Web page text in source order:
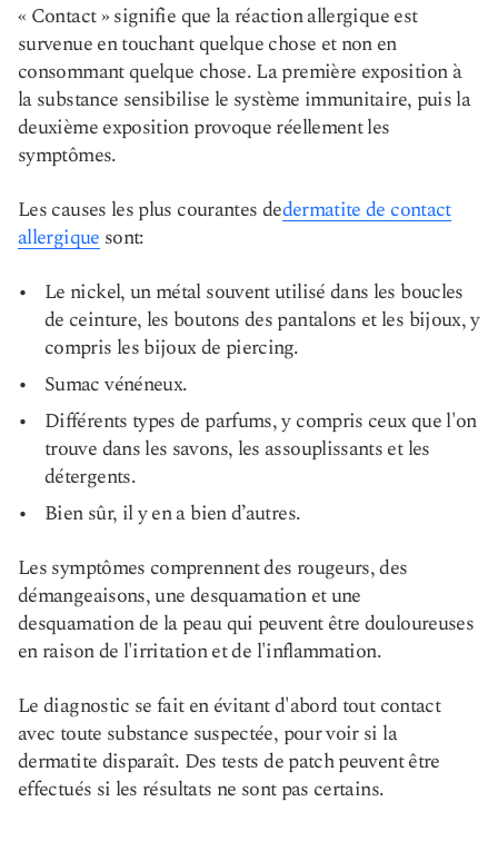
« Contact » signifie que la réaction allergique est
survenue en touchant quelque chose et non en
consommant quelque chose. La première exposition à
la substance sensibilise le système immunitaire, puis la
deuxième exposition provoque réellement les
symptômes.
Les causes les plus courantes dedermatite de contact
allergique sont:
Le nickel, un métal souvent utilisé dans les boucles
de ceinture, les boutons des pantalons et les bijoux, y
compris les bijoux de piercing.
Sumac vénéneux.
Différents types de parfums, y compris ceux que l'on
trouve dans les savons, les assouplissants et les
détergents.
Bien sûr, il y en a bien d’autres.
Les symptômes comprennent des rougeurs, des
démangeaisons, une desquamation et une
desquamation de la peau qui peuvent être douloureuses
en raison de l'irritation et de l'inflammation.
Le diagnostic se fait en évitant d'abord tout contact
avec toute substance suspectée, pour voir si la
dermatite disparaît. Des tests de patch peuvent être
effectués si les résultats ne sont pas certains.